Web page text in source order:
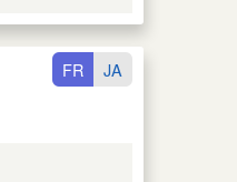
FR JA